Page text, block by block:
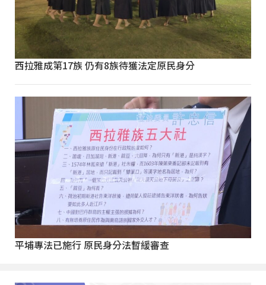
西拉雅成第17族 仍有8族待獲法定原民身分
平埔專法已施行 原民身分法暫緩審查